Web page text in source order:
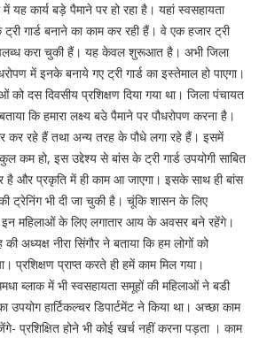
यह कार्य बड़े पैमाने पर हो रहा है। यहां स्वसहायता
गार्ड बनाने का काम कर रही हैं। वे एक हजार ट्री
करा चुकी हैं। यह केवल शुरूआत है। अभी जिला
में इनके बनाये गए ट्री गार्ड का इस्तेमाल हो पाएगा।
को दस दिवसीय प्रशिक्षण दिया गया था। जिला पंचायत
कि हमारा लक्ष्य बउे पैमाने पर पौधरोपण करना है।
कर रहे हैं तथा अन्य तरह के पौधे लगा रहे हैं। इसमें
कम हो, इस उद्देश्य से बांस के ट्री गार्ड उपयोगी साबित
है और प्रकृति में ही काम आ जाएगा। इसके साथ ही बांस
ट्रेनिंग भी दी जा चुकी है। चूंकि शासन के लिए
इन महिलाओं के लिए लगातार आय के अवसर बने रहेंगे।
अध्यक्ष नीरा सिंगौर ने बताया कि हम लोगों को
प्रशिक्षण प्राप्त करते ही हमें काम मिल गया।
ब्लाक में भी स्वसहायता समूहों की महिलाओं ने बडी
उपयोग हार्टिकल्चर डिपार्टमेंट ने किया था। अच्छा काम
प्रशिक्षित होने भी कोई खर्च नहीं करना पड़ता । काम